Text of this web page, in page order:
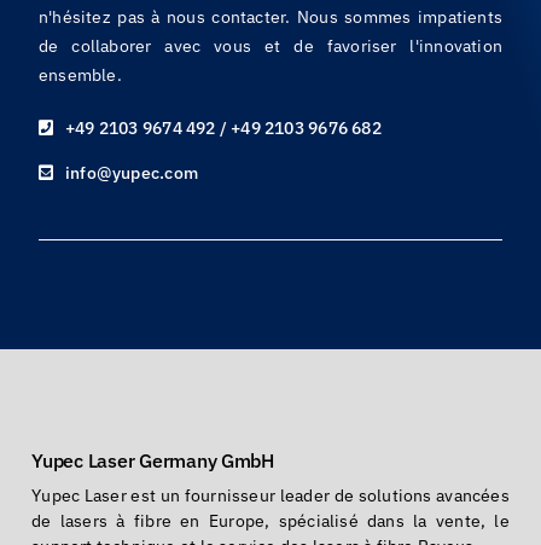
n'hésitez pas à nous contacter. Nous sommes impatients
de collaborer avec vous et de favoriser l'innovation
ensemble.
+49 2103 9674 492 / +49 2103 9676 682
info@yupec.com
Yupec Laser Germany GmbH
Yupec Laser est un fournisseur leader de solutions avancées
de lasers à fibre en Europe, spécialisé dans la vente, le